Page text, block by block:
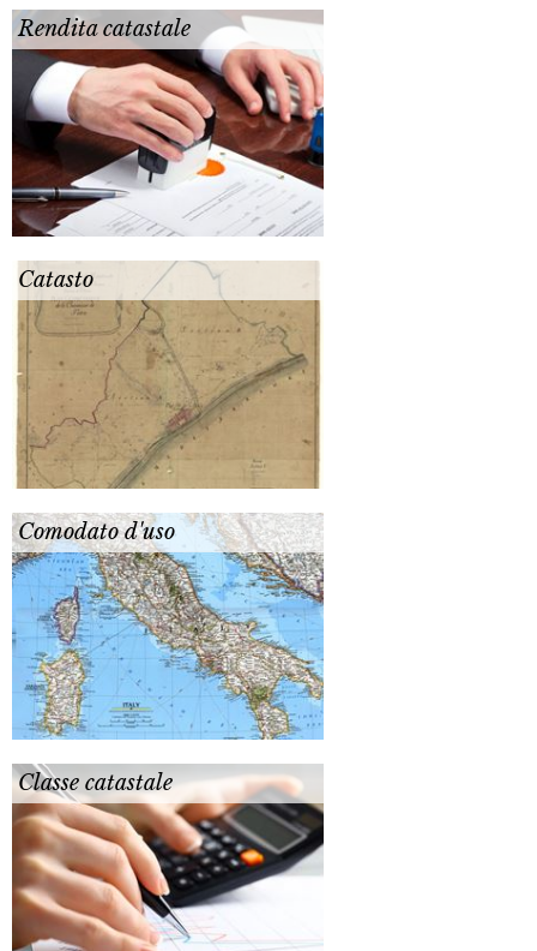
Rendita catastale
Catasto
Comodato d'uso
Classe catastale